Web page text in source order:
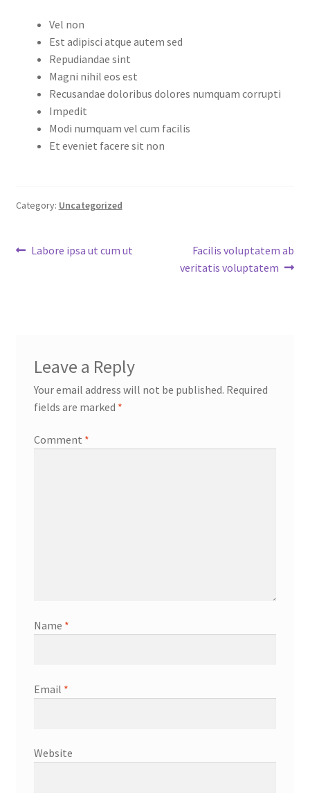
Vel non
Est adipisci atque autem sed
Repudiandae sint
Magni nihil eos est
Recusandae doloribus dolores numquam corrupti
Impedit
Modi numquam vel cum facilis
Et eveniet facere sit non
Category: Uncategorized
Post
Previous
Labore ipsa ut cum ut
Next
post:
Facilis voluptatem ab
veritatis voluptatem
Leave a Reply
Your email address will not be published. Required
fields are marked *
Comment *
Name *
Email *
Website